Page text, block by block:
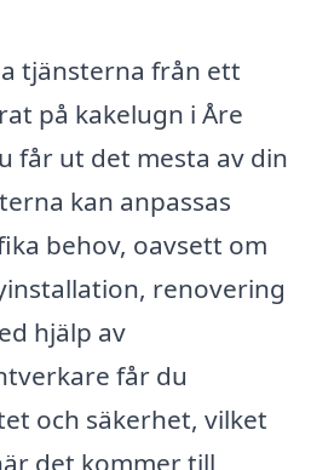
tjänsterna från ett
på kakelugn i Åre
får ut det mesta av din
kan anpassas
behov, oavsett om
renovering
hjälp av
får du
och säkerhet, vilket
det kommer till